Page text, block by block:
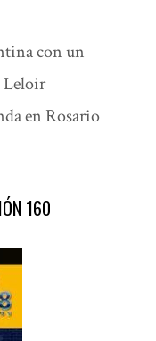
con un
Leloir
en Rosario
160